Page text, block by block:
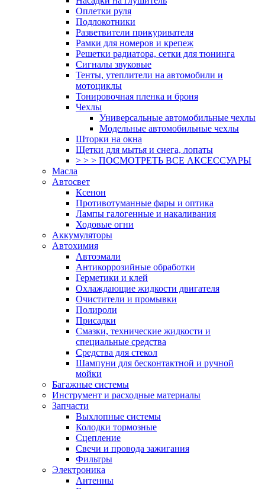
Оплетки руля
Подлокотники
Разветвители прикуривателя
Рамки для номеров и крепеж
Решетки радиатора, сетки для тюнинга
Сигналы звуковые
Тенты, утеплители на автомобили и
мотоциклы
Тонировочная пленка и броня
Чехлы
Универсальные автомобильные чехлы
Модельные автомобильные чехлы
Шторки на окна
Щетки для мытья и снега, лопаты
> > > ПОСМОТРЕТЬ ВСЕ АКСЕССУАРЫ
Масла
Автосвет
Ксенон
Противотуманные фары и оптика
Лампы галогенные и накаливания
Ходовые огни
Аккумуляторы
Автохимия
Автоэмали
Антикоррозийные обработки
Герметики и клей
Охлаждающие жидкости двигателя
Очистители и промывки
Полироли
Присадки
Смазки, технические жидкости и
специальные средства
Средства для стекол
Шампуни для бесконтактной и ручной
мойки
Багажные системы
Инструмент и расходные материалы
Запчасти
Выхлопные системы
Колодки тормозные
Сцепление
Свечи и провода зажигания
Фильтры
Электроника
Антенны